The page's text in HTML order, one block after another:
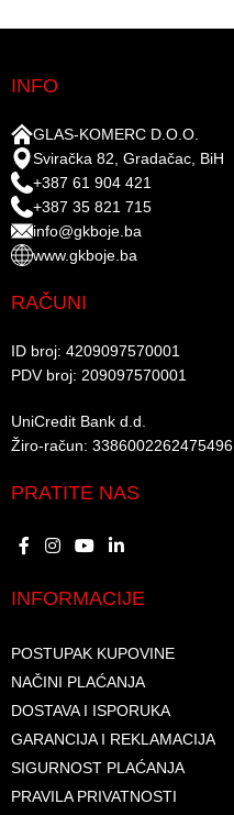
INFO
GLAS-KOMERC D.O.O.
Sviračka 82, Gradačac, BiH
+387 61 904 421
+387 35 821 715
info@gkboje.ba
www.gkboje.ba
RAČUNI
ID broj: 4209097570001​
PDV broj: 209097570001 ​
UniCredit Bank d.d.​
Žiro-račun: 3386002262475496​​
PRATITE NAS
INFORMACIJE
POSTUPAK KUPOVINE
NAČINI PLAĆANJA
DOSTAVA I ISPORUKA
GARANCIJA I REKLAMACIJA
SIGURNOST PLAĆANJA
PRAVILA PRIVATNOSTI